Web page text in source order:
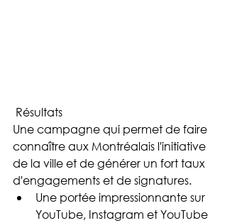
Résultats
Une campagne qui permet de faire
connaître aux Montréalais l'initiative
de la ville et de générer un fort taux
d'engagements et de signatures.
Une portée impressionnante sur
YouTube, Instagram et YouTube